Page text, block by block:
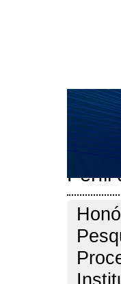
CAPA
NOTÍCIAS
PARA
Perfil